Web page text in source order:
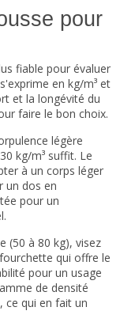
pour
fiable pour évaluer
en kg/m³ et
et la longévité du
faire le bon choix.
légère
kg/m³ suffit. Le
à un corps léger
un dos en
pour un
(50 à 80 kg), visez
qui offre le
pour un usage
de densité
ce qui en fait un